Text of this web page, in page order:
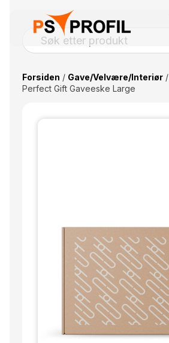
Forsiden / Gave/Velvære/Interiør/
Perfect Gift Gaveeske Large